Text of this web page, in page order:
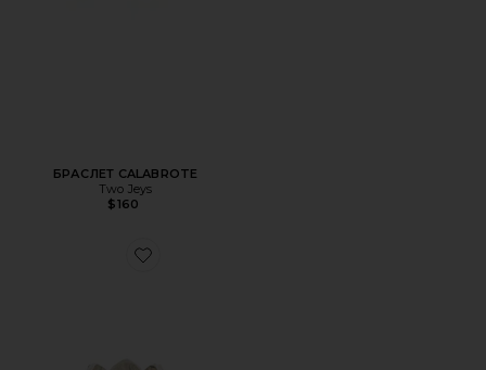
БРАСЛЕТ CALABROTE
Two Jeys
$160
Favorite КОЛЬЦО CHIME